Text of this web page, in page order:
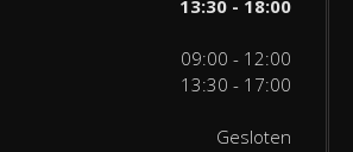
13:30 - 18:00
09:00 - 12:00
13:30 - 17:00
Gesloten